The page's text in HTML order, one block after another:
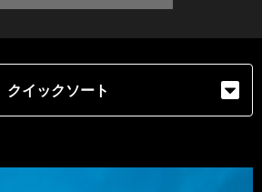
クイックソート